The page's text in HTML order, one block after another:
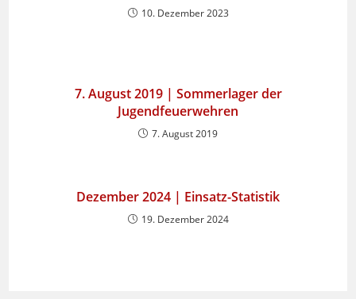
10. Dezember 2023
7. August 2019 | Sommerlager der
Jugendfeuerwehren
7. August 2019
Dezember 2024 | Einsatz-Statistik
19. Dezember 2024